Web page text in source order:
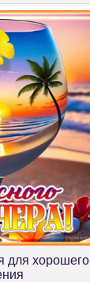
для хорошего